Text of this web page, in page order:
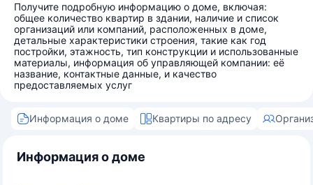
Получите подробную информацию о доме, включая:
общее количество квартир в здании, наличие и список
организаций или компаний, расположенных в доме,
детальные характеристики строения, такие как год
постройки, этажность, тип конструкции и использованные
материалы, информация об управляющей компании: её
название, контактные данные, и качество
предоставляемых услуг
Информация о доме Квартиры по адресу
Информация о доме